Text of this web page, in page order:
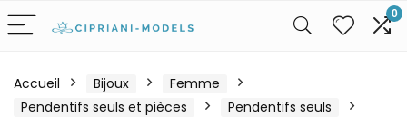
0
Accueil Bijoux
Femme
Pendentifs seuls et pièces
Pendentifs seuls